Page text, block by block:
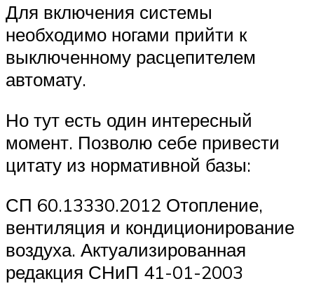
Для включения системы
необходимо ногами прийти к
выключенному расцепителем
автомату.
Но тут есть один интересный
момент. Позволю себе привести
цитату из нормативной базы:
СП 60.13330.2012 Отопление,
вентиляция и кондиционирование
воздуха. Актуализированная
редакция СНиП 41-01-2003